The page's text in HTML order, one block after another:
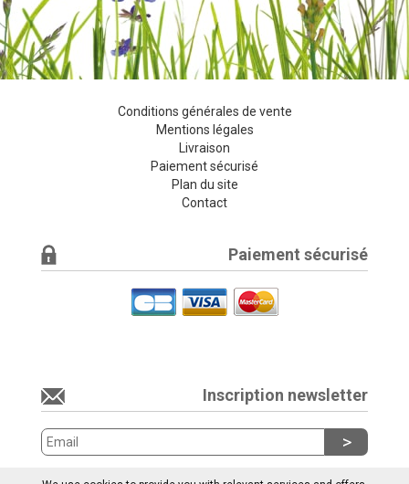
Conditions générales de vente
Mentions légales
Livraison
Paiement sécurisé
Plan du site
Contact
Paiement sécurisé
Inscription newsletter